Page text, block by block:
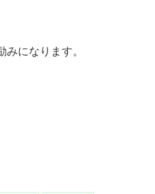
みになります。